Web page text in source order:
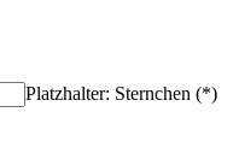
Platzhalter: Sternchen (*)